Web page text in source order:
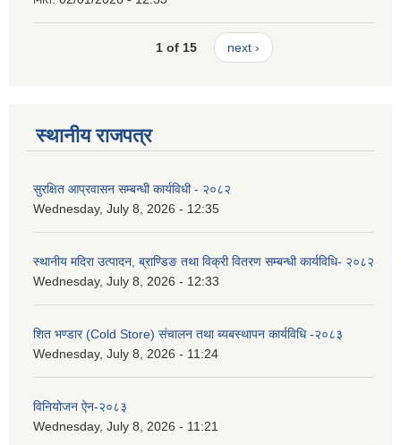
1 of 15 next ›
स्थानीय राजपत्र
सुरक्षित आप्रवासन सम्बन्धी कार्यविधी - २०८२
Wednesday, July 8, 2026 - 12:35
स्थानीय मदिरा उत्पादन, ब्राण्डिङ तथा विक्री वितरण सम्बन्धी कार्यविधि- २०८२
Wednesday, July 8, 2026 - 12:33
शित भण्डार (Cold Store) संचालन तथा ब्यबस्थापन कार्यविधि -२०८३
Wednesday, July 8, 2026 - 11:24
विनियोजन ऐन-२०८३
Wednesday, July 8, 2026 - 11:21